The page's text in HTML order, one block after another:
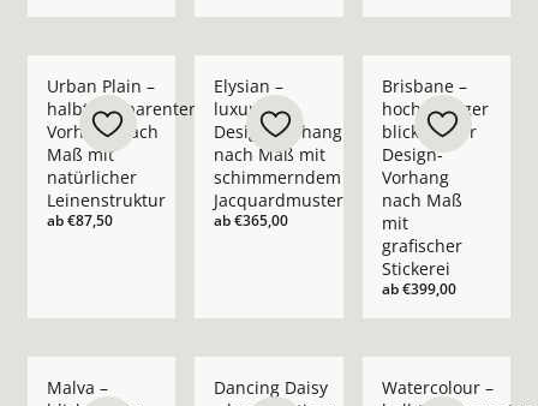
Urban Plain –
halbtransparenter
Vorhang nach
Maß mit
natürlicher
Leinenstruktur
ab€87,50
Elysian –
luxuriöser
Design-Vorhang
nach Maß mit
schimmerndem
Jacquardmuster
ab€365,00
Brisbane –
hochwertiger
blickdichter
Design-
Vorhang
nach Maß
mit
grafischer
Stickerei
ab€399,00
Malva –
Dancing Daisy
Watercolour –